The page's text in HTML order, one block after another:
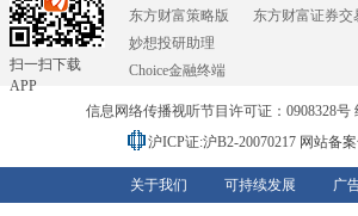
扫一扫下载
APP
东方财富策略版
妙想投研助理
Choice金融终端
东方财富证券交
信息网络传播视听节目许可证：0908328号
沪ICP证:沪B2-20070217 网站备
关于我们 可持续发展 广